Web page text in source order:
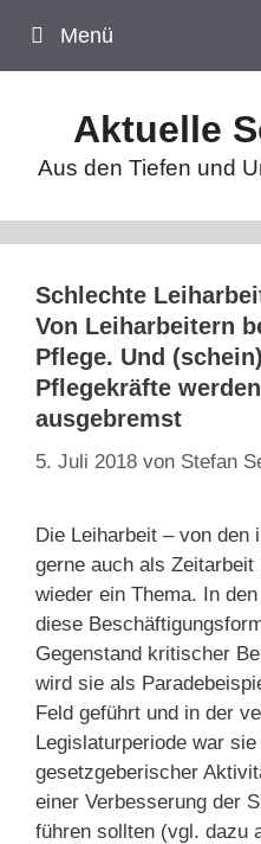
Inhalt
springen
Menü
Aktuelle
Aus den Tiefen und
Schlechte
Von Leiharbeitern
Pflege. Und
Pflegekräfte
ausgebremst
5. Juli 2018 von Stefan
Die Leiharbeit – von den
gerne auch als
wieder ein Thema. In
diese
Gegenstand kritischer
wird sie als
Feld geführt und in der
Legislaturperiode war
gesetzgeberischer
einer Verbesserung der
führen sollten (vgl. dazu